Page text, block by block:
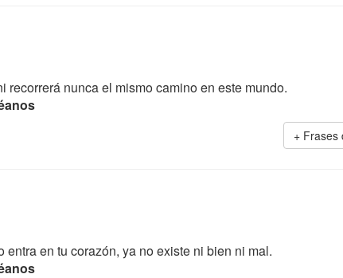
recorrerá nunca el mismo camino en este mundo.
+ Frases
entra en tu corazón, ya no existe ni bien ni mal.